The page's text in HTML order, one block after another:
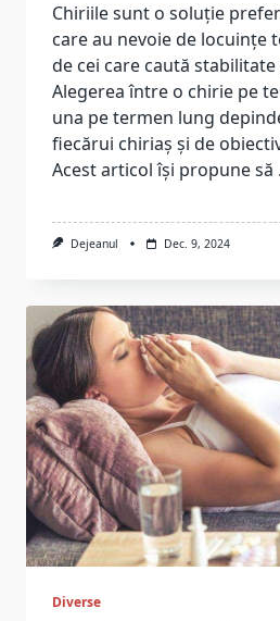
Chiriile sunt o soluție
care au nevoie de locuințe
de cei care caută
Alegerea între o chirie pe
una pe termen lung
fiecărui chiriaș și de
Acest articol își propune să
Dejeanul Dec. 9, 2024
Diverse